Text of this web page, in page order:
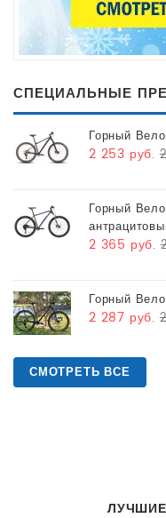
СПЕЦИАЛЬНЫЕ
Горный
2 253 руб.
Горный
2 365 руб.
Горный
2 287 руб.
СМОТРЕТЬ ВСЕ